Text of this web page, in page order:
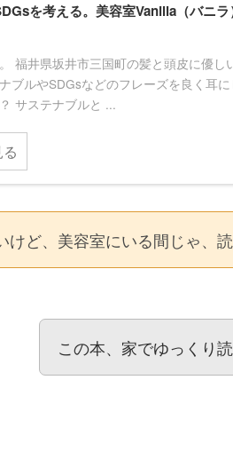
を考える。美容室Vanilla（バニ
福井県坂井市三国町の髪と頭皮に優し
ブルやSDGsなどのフレーズを良く耳
サステナブルと ...
けど、美容室にいる間じゃ、読
この本、家でゆっくり読